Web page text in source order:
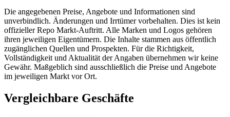
Die angegebenen Preise, Angebote und Informationen sind
unverbindlich. Änderungen und Irrtümer vorbehalten. Dies ist kein
offizieller Repo Markt-Auftritt. Alle Marken und Logos gehören
ihren jeweiligen Eigentümern. Die Inhalte stammen aus öffentlich
zugänglichen Quellen und Prospekten. Für die Richtigkeit,
Vollständigkeit und Aktualität der Angaben übernehmen wir keine
Gewähr. Maßgeblich sind ausschließlich die Preise und Angebote
im jeweiligen Markt vor Ort.
Vergleichbare Geschäfte